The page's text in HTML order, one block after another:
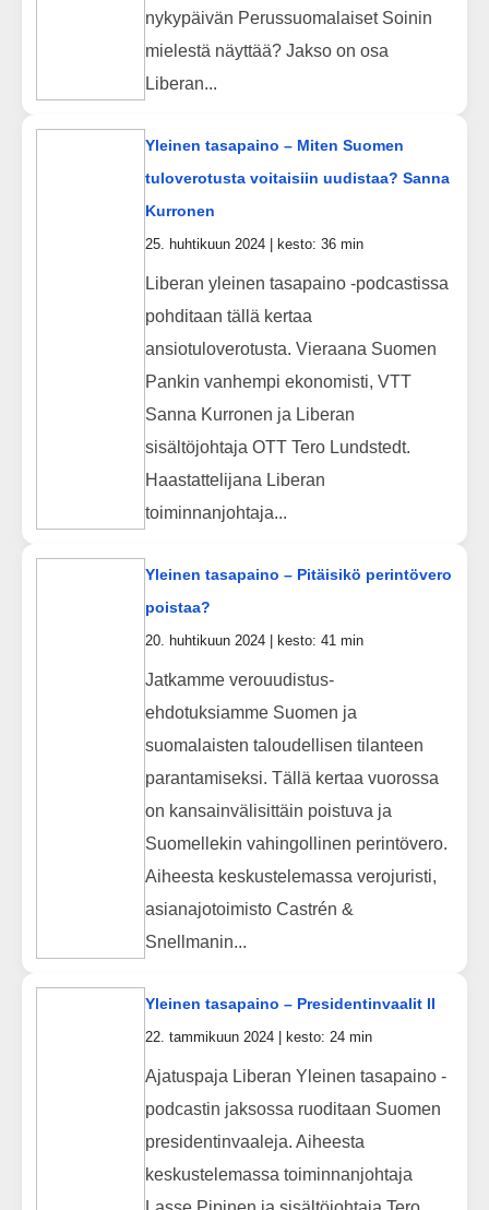
nykypäivän Perussuomalaiset Soinin
mielestä näyttää? Jakso on osa
Liberan...
Yleinen tasapaino – Miten Suomen
tuloverotusta voitaisiin uudistaa? Sanna
Kurronen
25. huhtikuun 2024 | kesto: 36 min
Liberan yleinen tasapaino -podcastissa
pohditaan tällä kertaa
ansiotuloverotusta. Vieraana Suomen
Pankin vanhempi ekonomisti, VTT
Sanna Kurronen ja Liberan
sisältöjohtaja OTT Tero Lundstedt.
Haastattelijana Liberan
toiminnanjohtaja...
Yleinen tasapaino – Pitäisikö perintövero
poistaa?
20. huhtikuun 2024 | kesto: 41 min
Jatkamme verouudistus-
ehdotuksiamme Suomen ja
suomalaisten taloudellisen tilanteen
parantamiseksi. Tällä kertaa vuorossa
on kansainvälisittäin poistuva ja
Suomellekin vahingollinen perintövero.
Aiheesta keskustelemassa verojuristi,
asianajotoimisto Castrén &
Snellmanin...
Yleinen tasapaino – Presidentinvaalit II
22. tammikuun 2024 | kesto: 24 min
Ajatuspaja Liberan Yleinen tasapaino -
podcastin jaksossa ruoditaan Suomen
presidentinvaaleja. Aiheesta
keskustelemassa toiminnanjohtaja